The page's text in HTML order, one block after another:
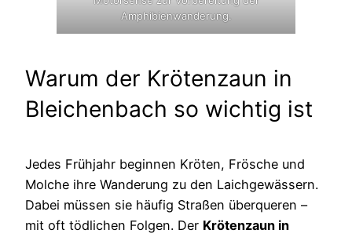
Amphibienwanderung.
Warum der Krötenzaun in
Bleichenbach so wichtig ist
Jedes Frühjahr beginnen Kröten, Frösche und
Molche ihre Wanderung zu den Laichgewässern.
Dabei müssen sie häufig Straßen überqueren –
mit oft tödlichen Folgen. Der Krötenzaun in